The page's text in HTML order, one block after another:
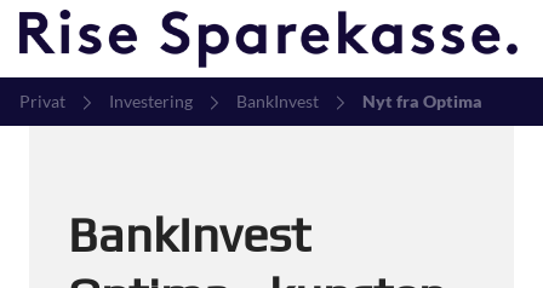
Privat Investering BankInvest Nyt fra Optima
BankInvest